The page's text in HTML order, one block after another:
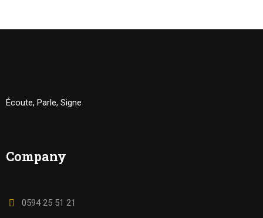
Écoute, Parle, Signe
Company
0594 25 51 21